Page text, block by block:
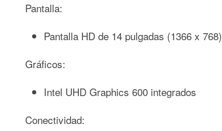
Pantalla:
Pantalla HD de 14 pulgadas (1366 x 768)
Gráficos:
Intel UHD Graphics 600 integrados
Conectividad: